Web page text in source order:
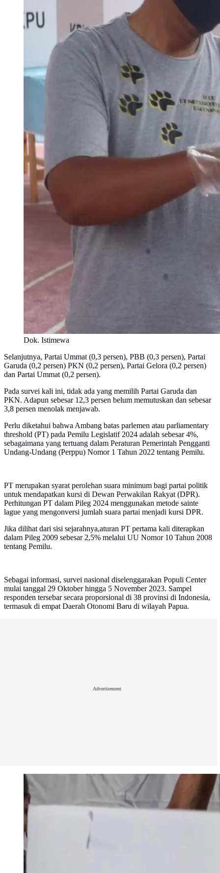
Dok. Istimewa
Selanjutnya, Partai Ummat (0,3 persen), PBB (0,3 persen), Partai
Garuda (0,2 persen) PKN (0,2 persen), Partai Gelora (0,2 persen)
dan Partai Ummat (0,2 persen).
Pada survei kali ini, tidak ada yang memilih Partai Garuda dan
PKN. Adapun sebesar 12,3 persen belum memutuskan dan sebesar
3,8 persen menolak menjawab.
Perlu diketahui bahwa Ambang batas parlemen atau parliamentary
threshold (PT) pada Pemilu Legislatif 2024 adalah sebesar 4%,
sebagaimana yang tertuang dalam Peraturan Pemerintah Pengganti
Undang-Undang (Perppu) Nomor 1 Tahun 2022 tentang Pemilu.
PT merupakan syarat perolehan suara minimum bagi partai politik
untuk mendapatkan kursi di Dewan Perwakilan Rakyat (DPR).
Perhitungan PT dalam Pileg 2024 menggunakan metode sainte
lague yang mengonversi jumlah suara partai menjadi kursi DPR.
Jika dilihat dari sisi sejarahnya,aturan PT pertama kali diterapkan
dalam Pileg 2009 sebesar 2,5% melalui UU Nomor 10 Tahun 2008
tentang Pemilu.
Sebagai informasi, survei nasional diselenggarakan Populi Center
mulai tanggal 29 Oktober hingga 5 November 2023. Sampel
responden tersebar secara proporsional di 38 provinsi di Indonesia,
termasuk di empat Daerah Otonomi Baru di wilayah Papua.
Advertisement